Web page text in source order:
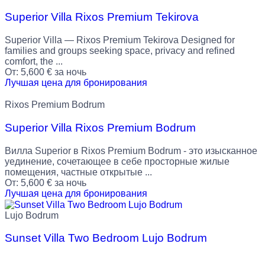
Superior Villa Rixos Premium Tekirova
Superior Villa — Rixos Premium Tekirova Designed for
families and groups seeking space, privacy and refined
comfort, the ...
От: 5,600 € за ночь
Лучшая цена для бронирования
Rixos Premium Bodrum
Superior Villa Rixos Premium Bodrum
Вилла Superior в Rixos Premium Bodrum - это изысканное
уединение, сочетающее в себе просторные жилые
помещения, частные открытые ...
От: 5,600 € за ночь
Лучшая цена для бронирования
Lujo Bodrum
Sunset Villa Two Bedroom Lujo Bodrum